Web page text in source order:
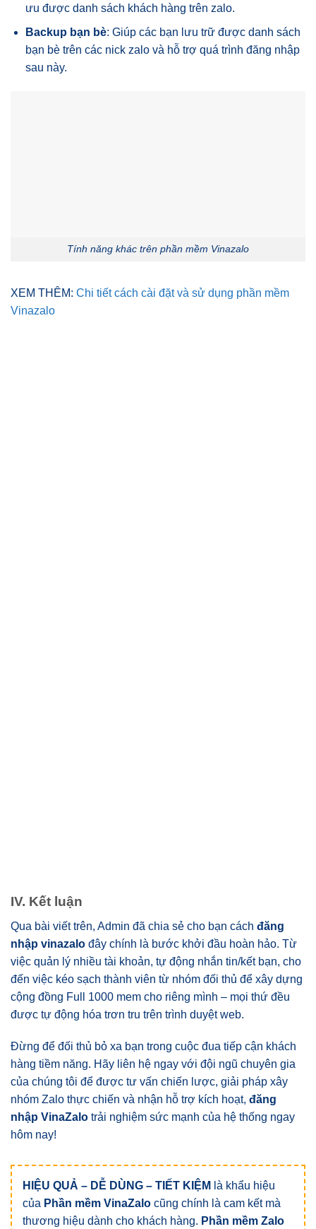
ưu được danh sách khách hàng trên zalo.
Backup bạn bè: Giúp các bạn lưu trữ được danh sách
bạn bè trên các nick zalo và hỗ trợ quá trình đăng nhập
sau này.
Tính năng khác trên phần mềm Vinazalo
XEM THÊM: Chi tiết cách cài đặt và sử dụng phần mềm
Vinazalo
IV. Kết luận
Qua bài viết trên, Admin đã chia sẻ cho bạn cách đăng
nhập vinazalo đây chính là bước khởi đầu hoàn hảo. Từ
việc quản lý nhiều tài khoản, tự động nhắn tin/kết bạn, cho
đến việc kéo sạch thành viên từ nhóm đối thủ để xây dựng
cộng đồng Full 1000 mem cho riêng mình – mọi thứ đều
được tự động hóa trơn tru trên trình duyệt web.
Đừng để đối thủ bỏ xa bạn trong cuộc đua tiếp cận khách
hàng tiềm năng. Hãy liên hệ ngay với đội ngũ chuyên gia
của chúng tôi để được tư vấn chiến lược, giải pháp xây
nhóm Zalo thực chiến và nhận hỗ trợ kích hoạt, đăng
nhập VinaZalo trải nghiệm sức mạnh của hệ thống ngay
hôm nay!
HIỆU QUẢ – DỄ DÙNG – TIẾT KIỆM là khẩu hiệu
của Phần mềm VinaZalo cũng chính là cam kết mà
thương hiệu dành cho khách hàng. Phần mềm Zalo